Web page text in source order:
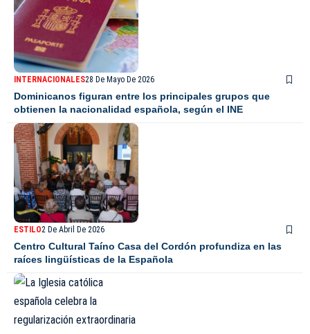
INTERNACIONALES28 De Mayo De 2026
Dominicanos figuran entre los principales grupos que
obtienen la nacionalidad española, según el INE
ESTILO2 De Abril De 2026
Centro Cultural Taíno Casa del Cordón profundiza en las
raíces lingüísticas de la Española